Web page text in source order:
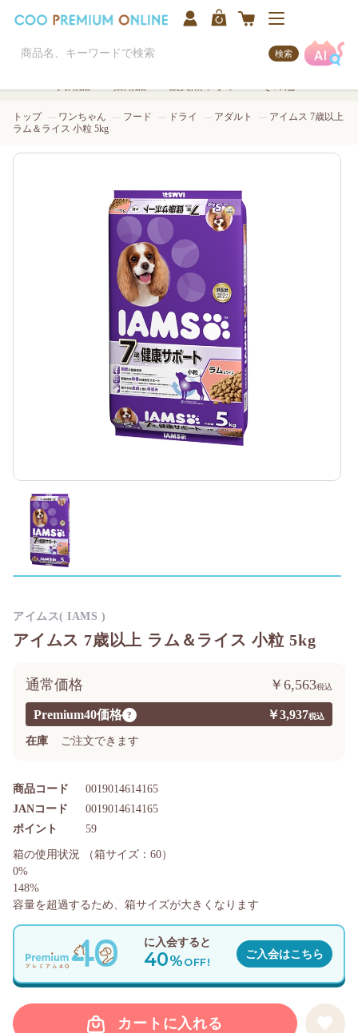
検索
トップ ワンちゃん フード ドライ アダルト
アイムス 7歳以上
ラム＆ライス 小粒 5kg
アイムス 7歳以上 ラム＆ライス 小粒 5kg
Premium40価格 ? ￥3,937
通常価格 ￥6,563
在庫 ご注文できます
商品コード 0019014614165
ポイント 59
JANコード 0019014614165
カートに入れる
アイムス( IAMS )
に入会すると
40%OFF!
ご入会はこちら
箱の使用状況
（箱サイズ：60）
0%
148%
容量を超過するため、箱サイズが大きくなります